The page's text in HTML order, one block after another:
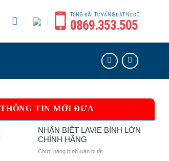
TỔNG ĐÀI TƯ VẤN & ĐẶT NƯỚC
0869.353.505
THÔNG TIN MỚI ĐƯA
NHẬN BIẾT LAVIE BÌNH LỚN
CHÍNH HÃNG
Chức năng bình luận bị tắtở